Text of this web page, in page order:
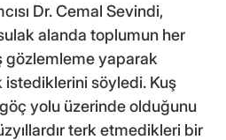
Dr. Cemal Sevindi,
alanda toplumun her
gözlemleme yaparak
istediklerini söyledi. Kuş
yolu üzerinde olduğunu
terk etmedikleri bir